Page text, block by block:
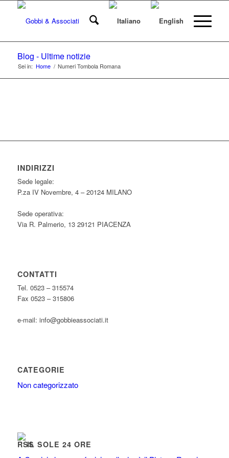
Blog - Ultime notizie
Sei in: Home / Numeri Tombola Romana
INDIRIZZI
Sede legale:
P.za IV Novembre, 4 – 20124 MILANO
Sede operativa:
Via R. Palmerio, 13 29121 PIACENZA
CONTATTI
Tel. 0523 – 315574
Fax 0523 – 315806
e-mail: info@gobbieassociati.it
CATEGORIE
Non categorizzato
IL SOLE 24 ORE